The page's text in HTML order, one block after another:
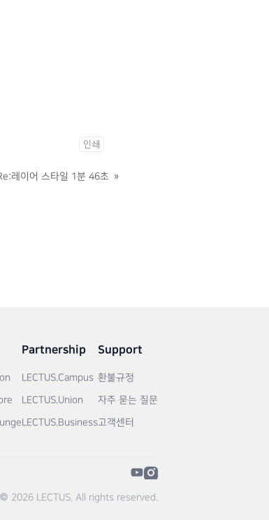
인쇄
레이어 스타일 1분 46초 »
Partnership
LECTUS.Campus
LECTUS.Union
LECTUS.Business
Support
환불규정
자주 묻는 질문
고객센터
© 2026 LECTUS. All rights reserved.